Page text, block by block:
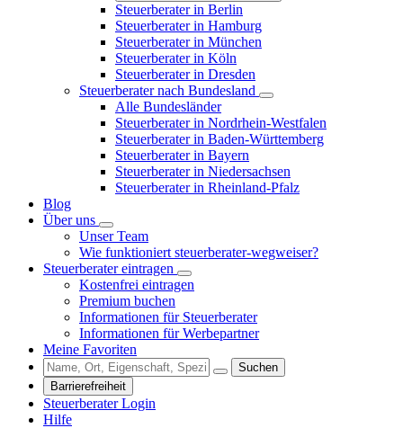
Steuerberater in Berlin
Steuerberater in Hamburg
Steuerberater in München
Steuerberater in Köln
Steuerberater in Dresden
Steuerberater nach Bundesland
Alle Bundesländer
Steuerberater in Nordrhein-Westfalen
Steuerberater in Baden-Württemberg
Steuerberater in Bayern
Steuerberater in Niedersachsen
Steuerberater in Rheinland-Pfalz
Blog
Über uns
Unser Team
Wie funktioniert steuerberater-wegweiser?
Steuerberater eintragen
Kostenfrei eintragen
Premium buchen
Informationen für Steuerberater
Informationen für Werbepartner
Meine Favoriten
Suchen
Barrierefreiheit
Steuerberater Login
Hilfe